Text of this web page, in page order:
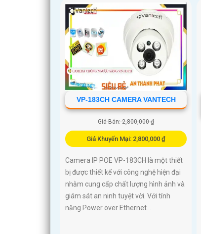
VP-183CH CAMERA VANTECH
Giá Bán: 2,800,000 ₫
Giá Khuyến Mại: 2,800,000 ₫
Camera IP POE VP-183CH là một thiết
bị được thiết kế với công nghệ hiện đại
nhằm cung cấp chất lượng hình ảnh và
giám sát an ninh tuyệt vời. Với tính
năng Power over Ethernet...